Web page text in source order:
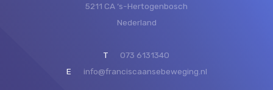
5211 CA ‘s-Hertogenbosch
Nederland
T
073 6131340
E
info@franciscaansebeweging.nl